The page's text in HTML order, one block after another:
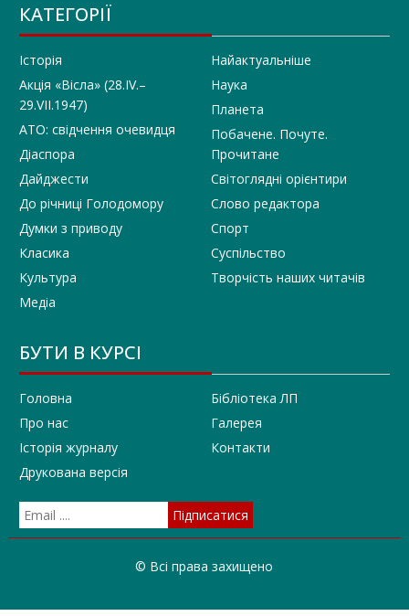
КАТЕГОРІЇ
Історія
Акція «Вісла» (28.IV.–
29.VII.1947)
АТО: свідчення очевидця
Діаспора
Дайджести
До річниці Голодомору
Думки з приводу
Класика
Культура
Медіа
Найактуальніше
Наука
Планета
Побачене. Почуте.
Прочитане
Світоглядні орієнтири
Слово редактора
Спорт
Суспільство
Творчість наших читачів
БУТИ В КУРСІ
Головна
Про нас
Історія журналу
Друкована версія
Бібліотека ЛП
Галерея
Контакти
© Всі права захищено